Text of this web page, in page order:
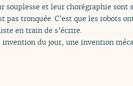
et leur chorégraphie sont
pas tronquée. C’est que les robots
en train de s’écrire.
du jour, une invention